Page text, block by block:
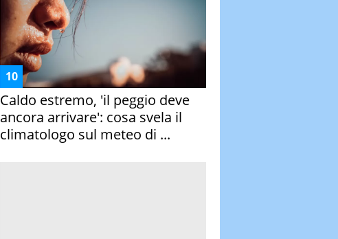
Caldo estremo, 'il peggio deve
ancora arrivare': cosa svela il
climatologo sul meteo di ...